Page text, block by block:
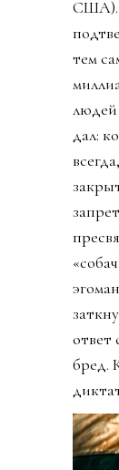
США).
тем
дал:
ответ
бред.